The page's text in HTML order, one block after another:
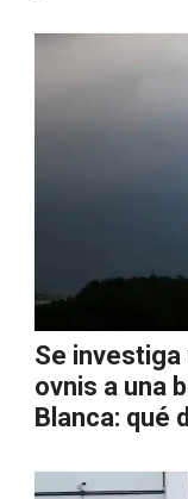
Se investiga
ovnis a una
Blanca: qué